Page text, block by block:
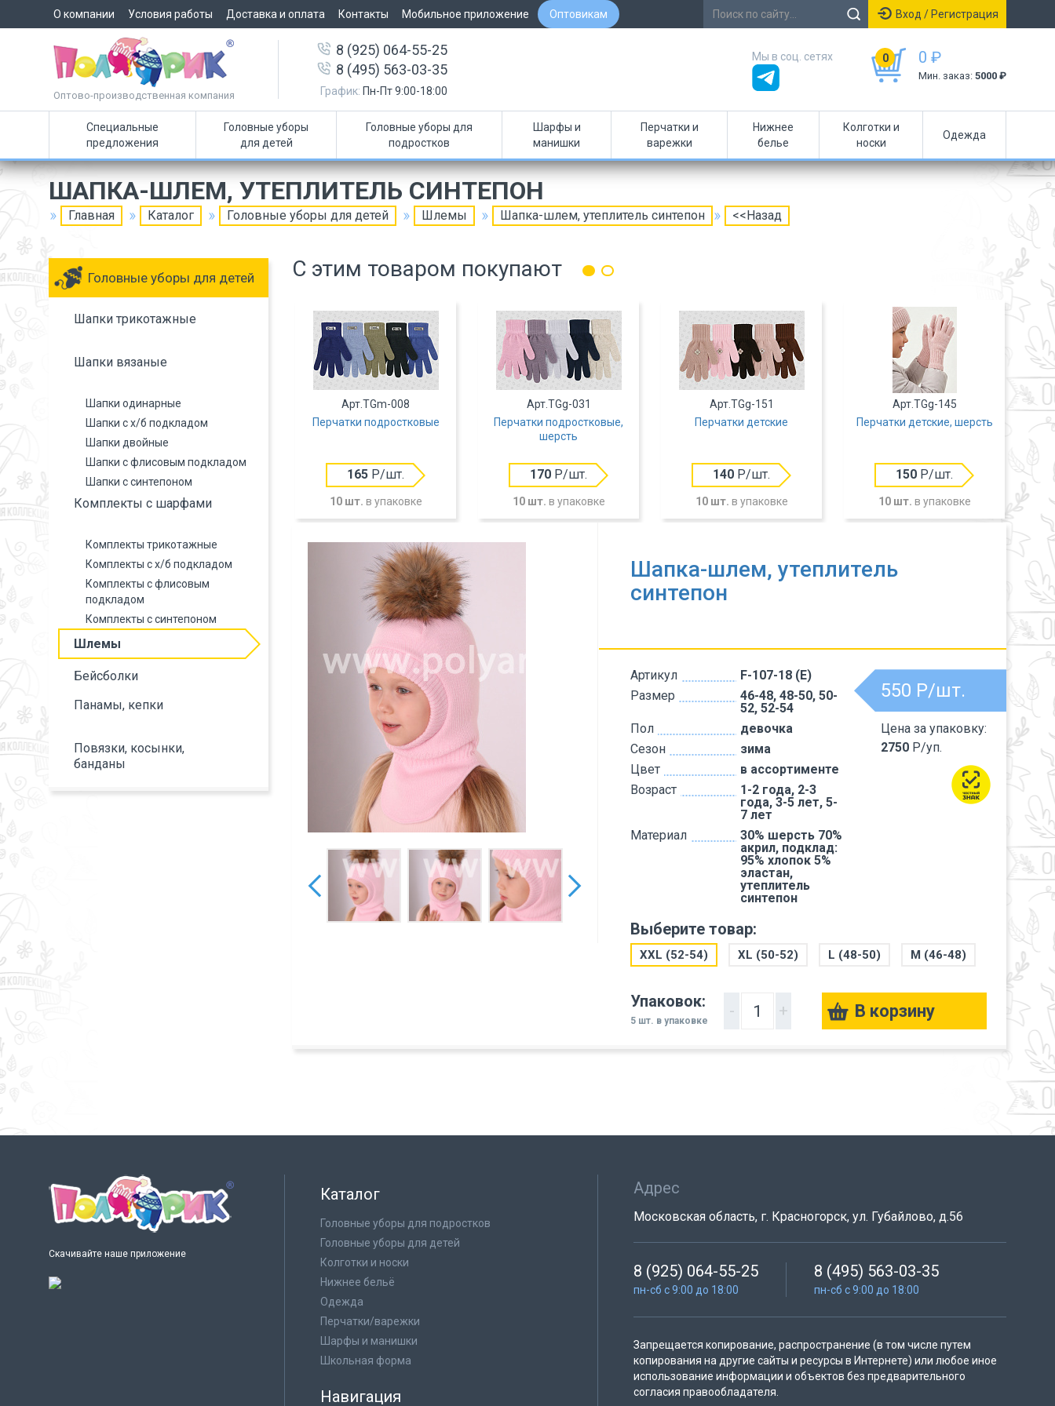
О компании Условия работы Доставка и оплата Контакты Мобильное приложение Оптовикам Вход / Регистрация
Оптово-производственная компания
8 (925) 064-55-25
8 (495) 563-03-35
График: Пн-Пт 9:00-18:00
0 0 ₽
Мин. заказ: 5000 ₽
Мы в соц. сетях
Специальные
предложения
Головные уборы
для детей
Головные уборы для
подростков
Шарфы и
манишки
Перчатки и
варежки
Нижнее
белье
Колготки и
носки
Одежда
ШАПКА-ШЛЕМ, УТЕПЛИТЕЛЬ СИНТЕПОН
Главная Каталог Головные уборы для детей Шлемы Шапка-шлем, утеплитель синтепон <<Назад
Головные уборы для детей
Шапки трикотажные
Шапки вязаные
Шапки одинарные
Шапки с х/б подкладом
Шапки двойные
Шапки с флисовым подкладом
Шапки с синтепоном
Комплекты с шарфами
Комплекты трикотажные
Комплекты с х/б подкладом
Комплекты с флисовым
подкладом
Комплекты с синтепоном
Шлемы
Бейсболки
Панамы, кепки
Повязки, косынки,
банданы
С этим товаром покупают
Арт.TGm-008
Перчатки подростковые
165 Р/шт.
10 шт. в упаковке
Арт.TGg-031
Перчатки подростковые,
шерсть
170 Р/шт.
10 шт. в упаковке
Арт.TGg-151
Перчатки детские
140 Р/шт.
10 шт. в упаковке
Арт.TGg-145
Перчатки детские, шерсть
150 Р/шт.
10 шт. в упаковке
Шапка-шлем, утеплитель
синтепон
Артикул
F-107-18 (Е)
Размер
46-48, 48-50, 50-
52, 52-54
Пол
девочка
Сезон
зима
Цвет
в ассортименте
Возраст
1-2 года, 2-3
года, 3-5 лет, 5-
7 лет
Материал
30% шерсть 70%
акрил, подклад:
95% хлопок 5%
эластан,
утеплитель
синтепон
550 Р/шт.
Цена за упаковку:
2750 Р/уп.
Выберите товар:
XXL (52-54) XL (50-52) L (48-50) M (46-48)
Упаковок:
5 шт. в упаковке
- +
Скачивайте наше приложение
Каталог
Головные уборы для подростков
Головные уборы для детей
Колготки и носки
Нижнее бельё
Одежда
Перчатки/варежки
Шарфы и манишки
Школьная форма
Навигация
Адрес
Московская область, г. Красногорск, ул. Губайлово, д.56
8 (925) 064-55-25
пн-сб с 9:00 до 18:00
8 (495) 563-03-35
пн-сб с 9:00 до 18:00
Запрещается копирование, распространение (в том числе путем
копирования на другие сайты и ресурсы в Интернете) или любое иное
использование информации и объектов без предварительного
согласия правообладателя.